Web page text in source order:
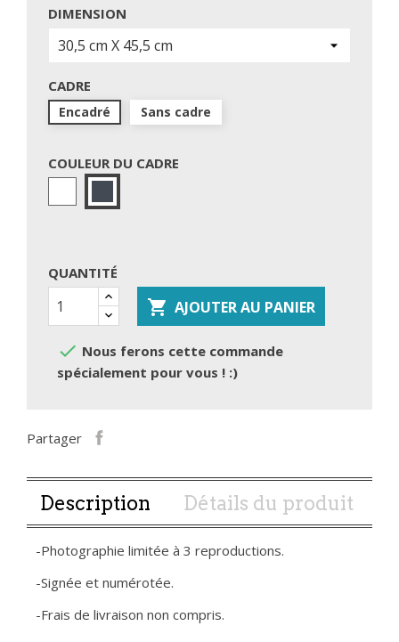
DIMENSION
CADRE
Encadré Sans cadre
COULEUR DU CADRE
Blanc
QUANTITÉ
 AJOUTER AU PANIER
 Nous ferons cette commande
spécialement pour vous ! :)
Partager
Description Détails du produit
-Photographie limitée à 3 reproductions.
-Signée et numérotée.
-Frais de livraison non compris.